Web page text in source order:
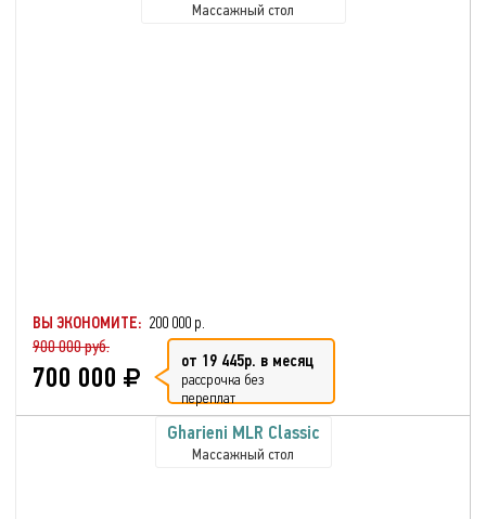
Массажный стол
ВЫ ЭКОНОМИТЕ: 200 000 р.
900 000 руб.
700 000 от 19 445р. в месяц
рассрочка без
переплат
Gharieni MLR Classic
Массажный стол